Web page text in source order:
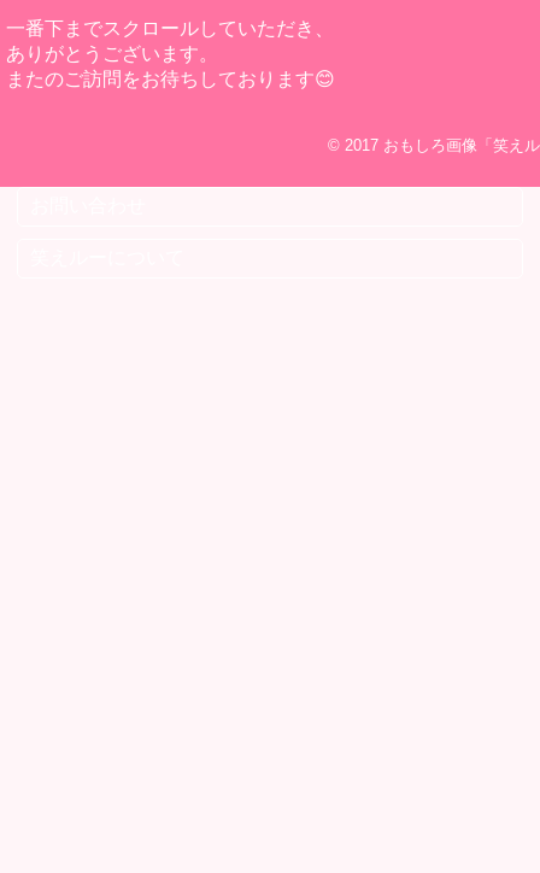
一番下までスクロールしていただき、
ありがとうございます。
またのご訪問をお待ちしております😊
© 2017 おもしろ画像「笑え